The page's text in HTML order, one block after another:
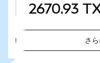
2670.93
さ